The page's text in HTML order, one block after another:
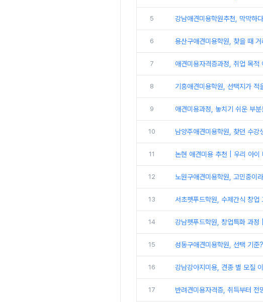
5 강남애견미용학원추천, 막막하
6 용산구애견미용학원, 찾을 때
7 애견미용자격증과정, 취업 목적
8 기흥애견미용학원, 선택지가
9 애견미용과정, 놓치기 쉬운 부
10 남양주애견미용학원, 찾던 수강
11 논현 애견미용 추천 | 우리 아이
12 노원구애견미용학원, 고민중이
13 서초펫푸드학원, 수제간식 창업
14 강남펫푸드학원, 창업특화 과
15 성동구애견미용학원, 선택 기
16 강남강아지미용, 견종 별 모질
17 반려견미용자격증, 취득부터 전